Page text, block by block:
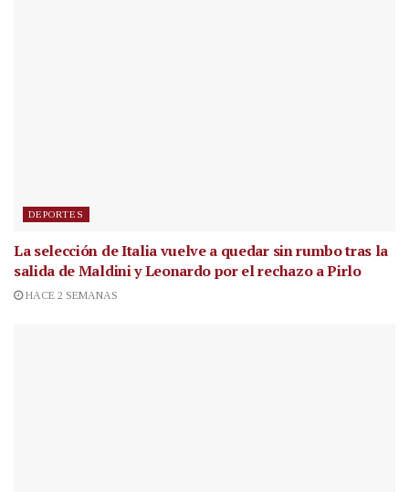
DEPORTES
La selección de Italia vuelve a quedar sin rumbo tras la
salida de Maldini y Leonardo por el rechazo a Pirlo
HACE 2 SEMANAS